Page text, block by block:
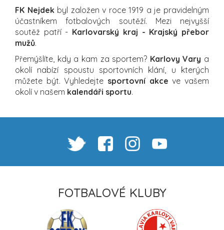
FK Nejdekbyl založen v roce 1919 a je pravidelným
účastníkem fotbalových soutěží. Mezi nejvyšší
soutěž patří - Karlovarský kraj - Krajský přebor
mužů.
Přemýšlíte, kdy a kam za sportem? Karlovy Vary a
okolí nabízí spoustu sportovních klání, u kterých
můžete být. Vyhledejte sportovní akce ve vašem
okolí v našem kalendáři sportu.
FOTBALOVÉ KLUBY